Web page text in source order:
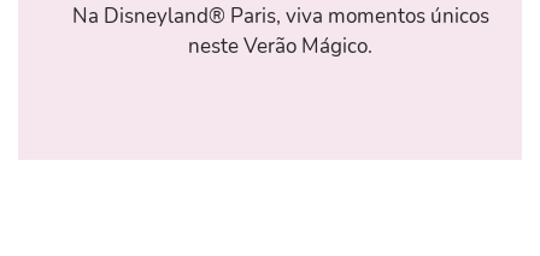
Na Disneyland® Paris, viva momentos únicos
neste Verão Mágico.